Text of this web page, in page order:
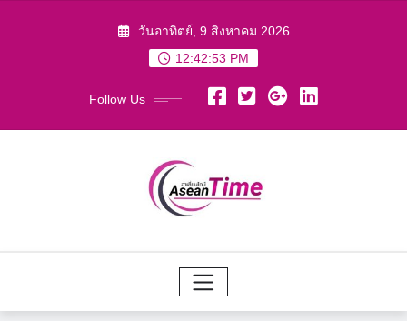
วันอาทิตย์, 9 สิงหาคม 2026
12:42:54 PM
Follow Us